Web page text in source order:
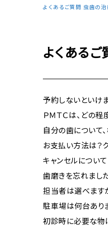
よくあるご質問 虫歯の
よくあるご
予約しないといけ
ＰＭＴＣは、どの
自分の歯について
お支払い方法は？
キャンセルについて
歯磨きを忘れました
担当者は選べます
駐車場は何台あり
初診時に必要な物